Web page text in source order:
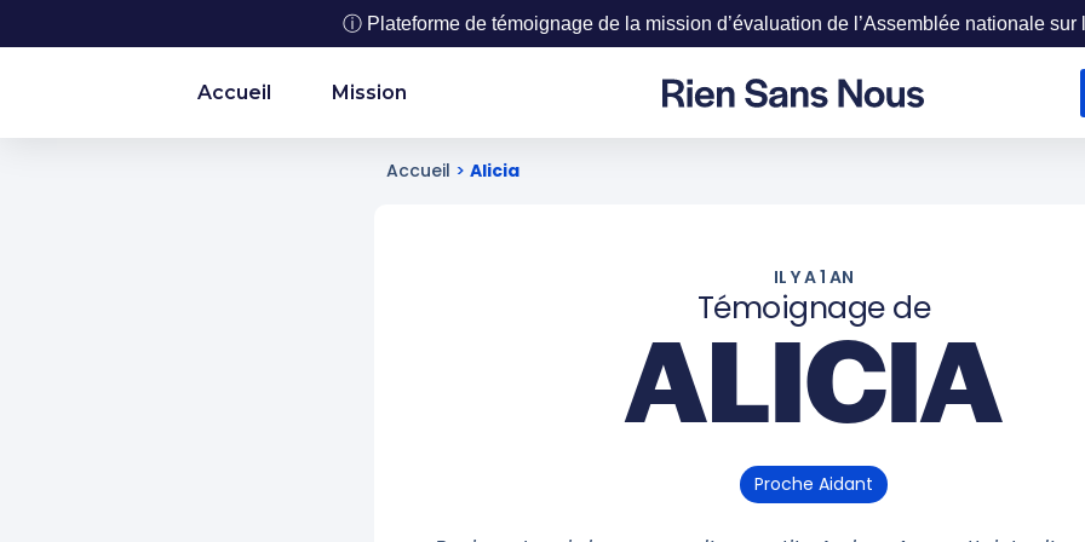
ⓘ Plateforme de témoignage de la mission d’évaluation de l’Assemblée nationale sur
Accueil Mission
Accueil > Alicia
IL Y A 1 AN
Témoignage de
ALICIA
Proche Aidant